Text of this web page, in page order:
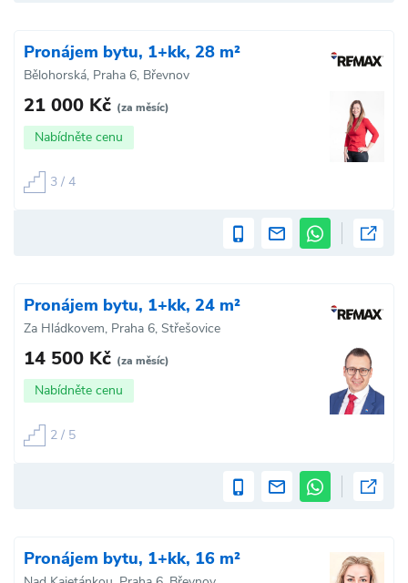
Pronájem bytu, 1+kk, 28 m²
Bělohorská, Praha 6, Břevnov
21 000 Kč (za měsíc)
Nabídněte cenu
3 / 4
Pronájem bytu, 1+kk, 24 m²
Za Hládkovem, Praha 6, Střešovice
14 500 Kč (za měsíc)
Nabídněte cenu
2 / 5
Pronájem bytu, 1+kk, 16 m²